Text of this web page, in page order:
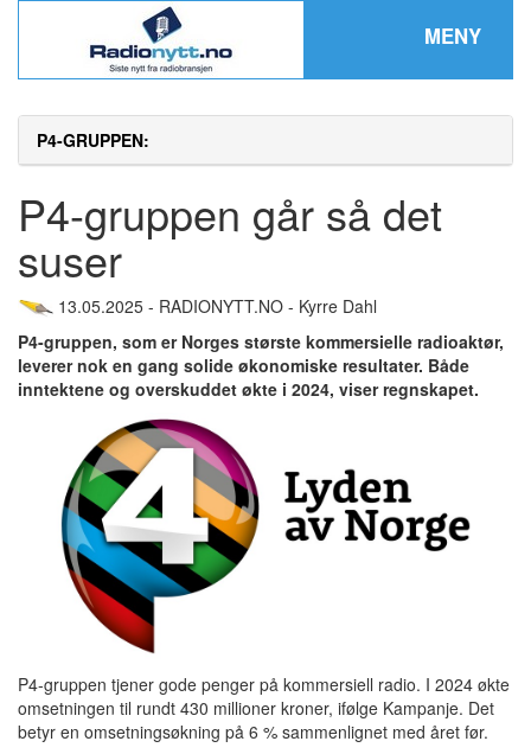
MENY
P4-GRUPPEN:
P4-gruppen går så det
suser
13.05.2025 - RADIONYTT.NO - Kyrre Dahl
P4-gruppen, som er Norges største kommersielle radioaktør,
leverer nok en gang solide økonomiske resultater. Både
inntektene og overskuddet økte i 2024, viser regnskapet.
P4-gruppen tjener gode penger på kommersiell radio. I 2024 økte
omsetningen til rundt 430 millioner kroner, ifølge Kampanje. Det
betyr en omsetningsøkning på 6 % sammenlignet med året før.